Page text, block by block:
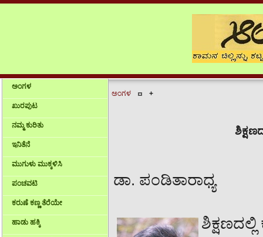
ಅಂಗಳ
ಖುರಪುಟ
ನಮ್ಮ ಕುರಿತು
ಇನಿತೆನೆ
ಮುಗುಳು ಮುಕ್ಕಳಿಸಿ
ಪಂಚವಟಿ
ಕರುಣೆ ಕಣ್ಣ ತೆರೆಯೇ
ಹಾಡು ಹಕ್ಕಿ
ಅಂಗಳ +
ಡಾ. ಪಂಡಿತಾರಾಧ್ಯ